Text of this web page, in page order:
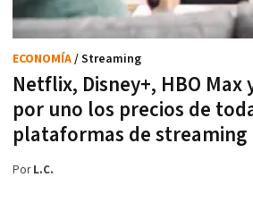
Netflix, Disney+, HBO Max
por uno los precios de
plataformas de streaming
ECONOMÍA/ Streaming
PorL.C.